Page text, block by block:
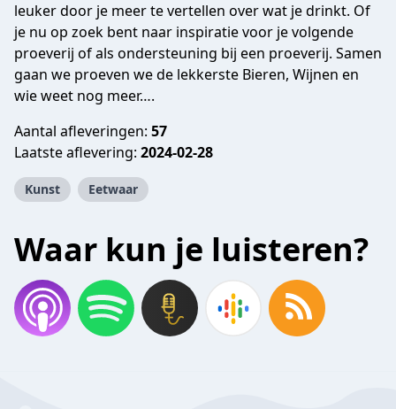
leuker door je meer te vertellen over wat je drinkt. Of
je nu op zoek bent naar inspiratie voor je volgende
proeverij of als ondersteuning bij een proeverij. Samen
gaan we proeven we de lekkerste Bieren, Wijnen en
wie weet nog meer….
Aantal afleveringen: 57
Laatste aflevering: 2024-02-28
Kunst Eetwaar
Waar kun je luisteren?